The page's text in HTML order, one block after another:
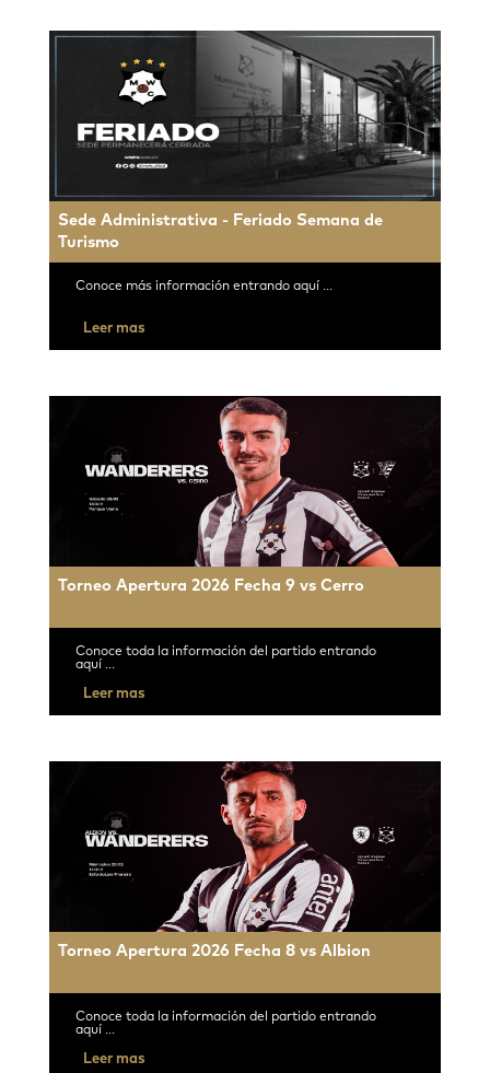
Sede Administrativa - Feriado Semana de
Turismo
Conoce más información entrando aquí ...
Leer mas
Torneo Apertura 2026 Fecha 9 vs Cerro
Conoce toda la información del partido entrando
aquí ...
Leer mas
Torneo Apertura 2026 Fecha 8 vs Albion
Conoce toda la información del partido entrando
aquí ...
Leer mas